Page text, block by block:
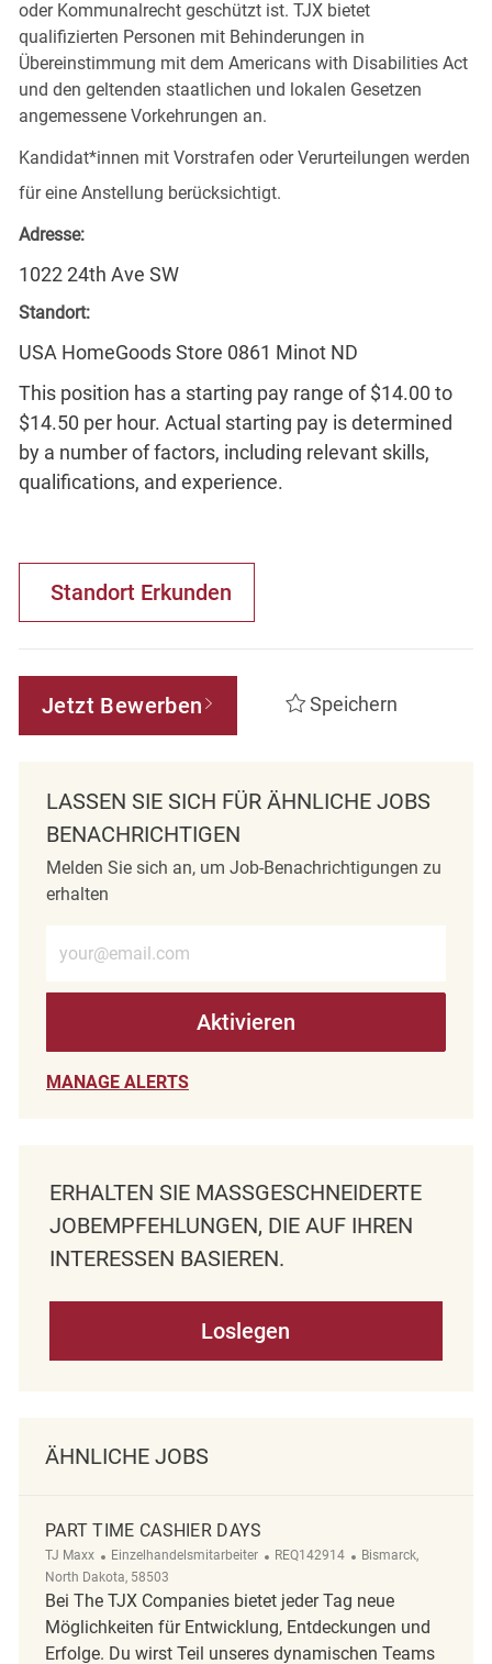
oder Kommunalrecht geschützt ist. TJX bietet
qualifizierten Personen mit Behinderungen in
Übereinstimmung mit dem Americans with Disabilities Act
und den geltenden staatlichen und lokalen Gesetzen
angemessene Vorkehrungen an.
Kandidat*innen mit Vorstrafen oder Verurteilungen werden
für eine Anstellung berücksichtigt.
Adresse:
1022 24th Ave SW
Standort:
USA HomeGoods Store 0861 Minot ND
This position has a starting pay range of $14.00 to
$14.50 per hour. Actual starting pay is determined
by a number of factors, including relevant skills,
qualifications, and experience.
Standort Erkunden
Jetzt Bewerben Speichern
LASSEN SIE SICH FÜR ÄHNLICHE JOBS
BENACHRICHTIGEN
Melden Sie sich an, um Job-Benachrichtigungen zu
erhalten
Aktivieren
MANAGE ALERTS
ERHALTEN SIE MASSGESCHNEIDERTE J
OBEMPFEHLUNGEN, DIE AUF IHREN I
NTERESSEN BASIEREN.
Loslegen
ÄHNLICHE JOBS
PART TIME CASHIER DAYS
TJ Maxx Kategorie
Einzelhandelsmitarbeiter ReqId
REQ142914 Ort
Bismarck,
North Dakota, 58503
Bei The TJX Companies bietet jeder Tag neue
Möglichkeiten für Entwicklung, Entdeckungen und
Erfolge. Du wirst Teil unseres dynamischen Teams